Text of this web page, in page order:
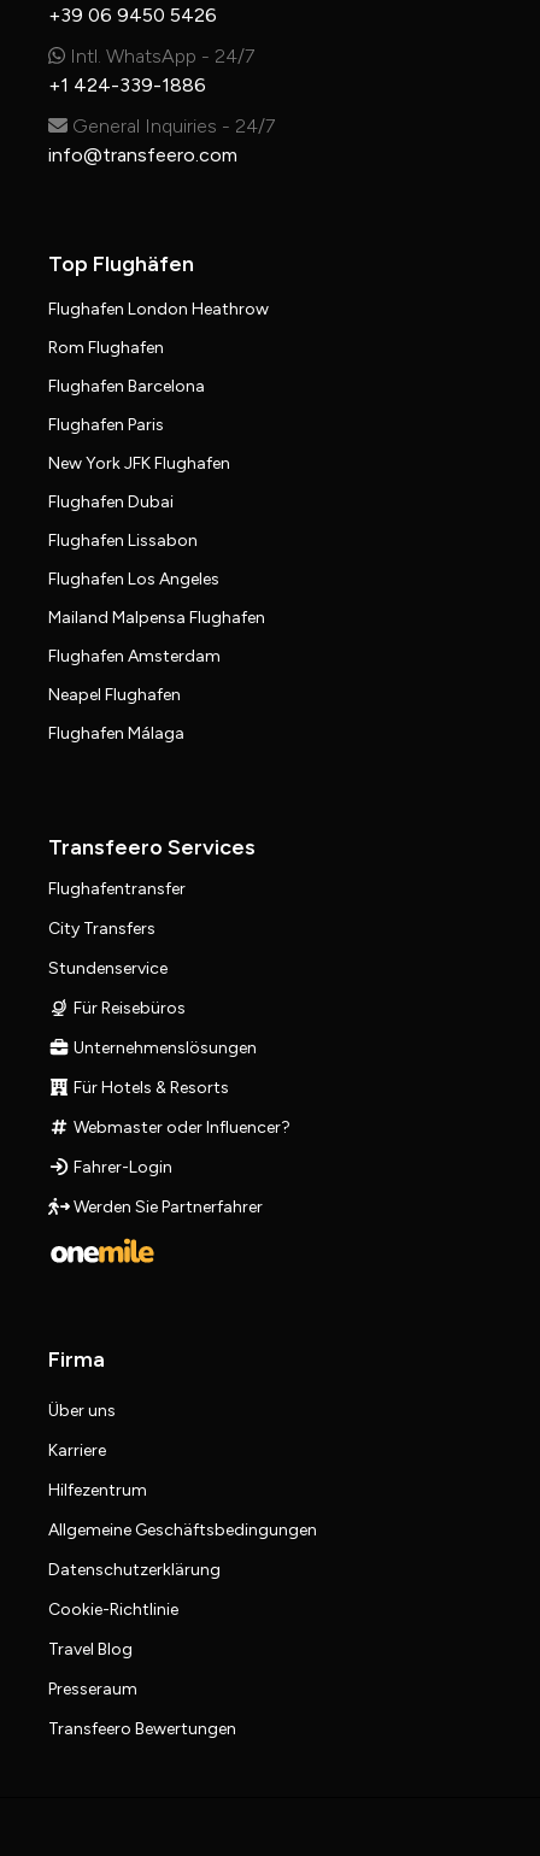
+39 06 9450 5426
Intl. WhatsApp - 24/7
+1 424-339-1886
General Inquiries - 24/7
info@transfeero.com
Top Flughäfen
Flughafen London Heathrow
Rom Flughafen
Flughafen Barcelona
Flughafen Paris
New York JFK Flughafen
Flughafen Dubai
Flughafen Lissabon
Flughafen Los Angeles
Mailand Malpensa Flughafen
Flughafen Amsterdam
Neapel Flughafen
Flughafen Málaga
Transfeero Services
Flughafentransfer
City Transfers
Stundenservice
Für Reisebüros
Unternehmenslösungen
Für Hotels & Resorts
Webmaster oder Influencer?
Fahrer-Login
Werden Sie Partnerfahrer
Firma
Über uns
Karriere
Hilfezentrum
Allgemeine Geschäftsbedingungen
Datenschutzerklärung
Cookie-Richtlinie
Travel Blog
Presseraum
Transfeero Bewertungen